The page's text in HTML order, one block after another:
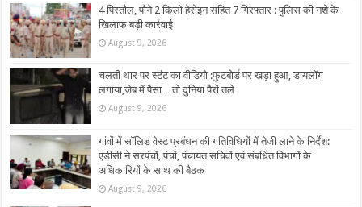
4 पिस्तौल, पौने 2 किलो हेरोइन सहित 7 गिरफ्तार : पुलिस की नशे के
खिलाफ बड़ी कार्रवाई
August 9, 2026
चलती थार पर स्टंट का वीडियो :फुटबोर्ड पर खड़ा हुआ, डायलॉग
लगाया,जेब में पैसा…तो दुनिया पैरों तले
August 9, 2026
गांवों में सॉलिड वेस्ट प्रबंधन की गतिविधियों में तेजी लाने के निर्देश:
एडीसी ने सरपंचों, पंचों, पंचायत सचिवों एवं संबंधित विभागों के
अधिकारियों के साथ की बैठक
August 9, 2026